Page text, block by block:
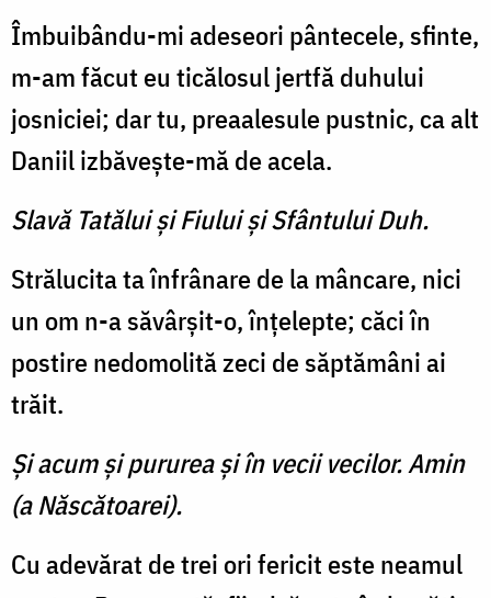
Îmbuibându-mi adeseori pântecele, sfinte,
m-am făcut eu ticălosul jertfă duhului
josniciei; dar tu, preaalesule pustnic, ca alt
Daniil izbăveşte-mă de acela.
Slavă Tatălui şi Fiului şi Sfântului Duh.
Strălucita ta înfrânare de la mâncare, nici
un om n-a săvârşit-o, înţelepte; căci în
postire nedomolită zeci de săptămâni ai
trăit.
Şi acum şi pururea şi în vecii vecilor. Amin
(a Născătoarei).
Cu adevărat de trei ori fericit este neamul